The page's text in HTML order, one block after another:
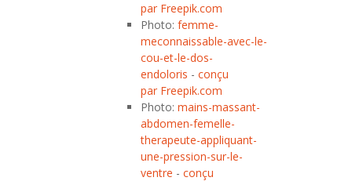
par Freepik.com
Photo: femme-
meconnaissable-avec-le-
cou-et-le-dos-
endoloris - conçu
par Freepik.com
Photo: mains-massant-
abdomen-femelle-
therapeute-appliquant-
une-pression-sur-le-
ventre - conçu